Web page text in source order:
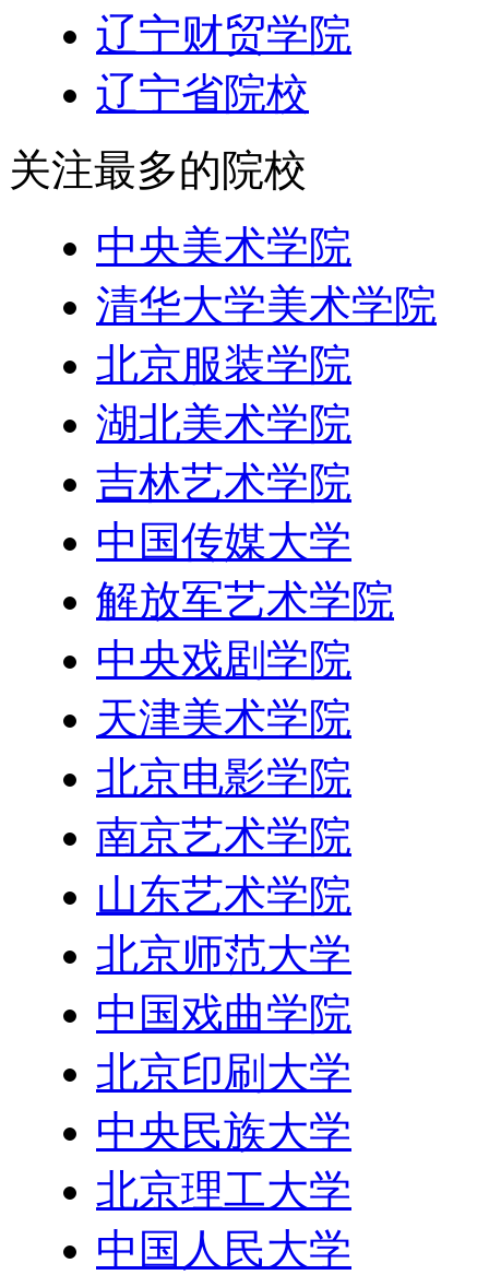
辽宁财贸学院
辽宁省院校
关注最多的院校
中央美术学院
清华大学美术学院
北京服装学院
湖北美术学院
吉林艺术学院
中国传媒大学
解放军艺术学院
中央戏剧学院
天津美术学院
北京电影学院
南京艺术学院
山东艺术学院
北京师范大学
中国戏曲学院
北京印刷大学
中央民族大学
北京理工大学
中国人民大学